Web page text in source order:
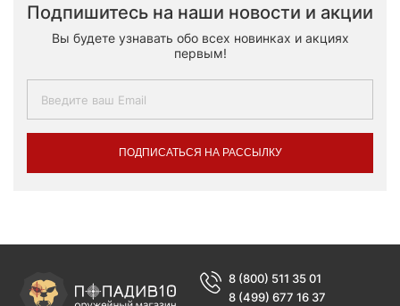
Подпишитесь на наши новости и акции
Вы будете узнавать обо всех новинках и акциях
первым!
ПОДПИСАТЬСЯ НА РАССЫЛКУ
8 (800) 511 35 01
8 (499) 677 16 37